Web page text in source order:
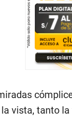
vista, tanto